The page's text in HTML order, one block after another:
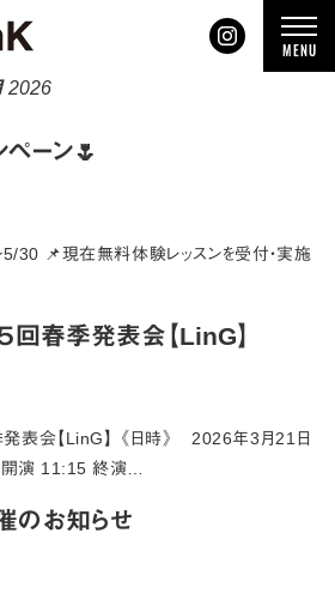
t
o
g
t
i
MENU
2026
ーン🌷
30 📌現在無料体験レッスンを受付・実施
回春季発表会【LinG】
発表会【LinG】 《日時》 2026年3月21日
演 11:15 終演…
のお知らせ